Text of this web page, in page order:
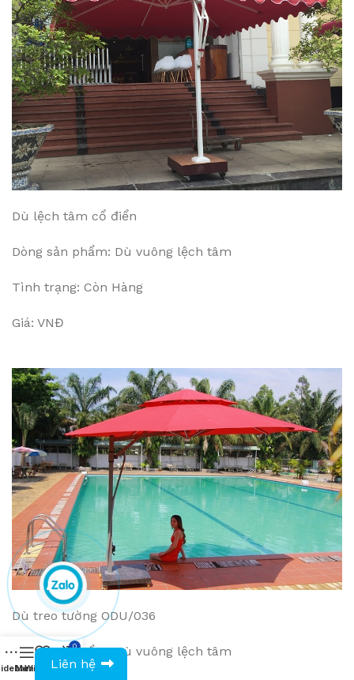
Dù lệch tâm cổ điển
Dòng sản phẩm: Dù vuông lệch tâm
Tình trạng: Còn Hàng
Giá: VNĐ
Dù treo tường ODU/036
Dòng sản phẩm: Dù vuông lệch tâm
MenuWishlistCompare
0
Cart
Liên hệ
0943594386